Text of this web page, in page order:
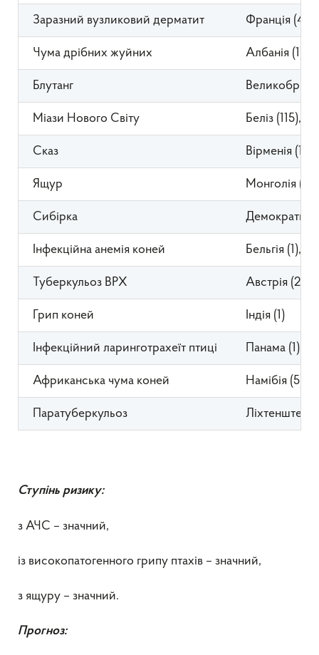
Заразний вузликовий дерматит Франція
Чума дрібних жуйних Албанія (1),
Блутанг
Міази Нового Світу Беліз (115),
Сказ Вірменія (1),
Ящур Монголія
Сибірка
Інфекційна анемія коней Бельгія (1),
Туберкульоз ВРХ Австрія (2)
Грип коней Індія (1)
Інфекційний ларинготрахеїт птиці Панама (1)
Африканська чума коней Намібія (5)
Паратуберкульоз Ліхтенштейн
Ступінь ризику:
з АЧС – значний,
із високопатогенного грипу птахів – значний,
з ящуру – значний.
Прогноз: